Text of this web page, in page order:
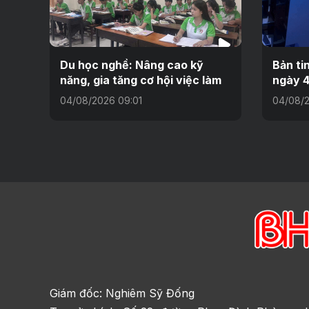
Du học nghề: Nâng cao kỹ
năng, gia tăng cơ hội việc làm
04/08/2026 09:01
Bản
ngày
04/08/
Giám đốc: Nghiêm Sỹ Đống